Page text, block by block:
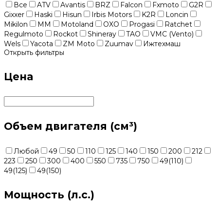
Все ATV Avantis BRZ Falcon Fxmoto
G2R
Gixxer
Haski Hisun Irbis Motors K2R
Loncin
Mikilon
MM Motoland OXO Progasi
Ratchet
Regulmoto
Rockot Shineray TAO
VMC (Vento)
Wels
Yacota ZM Moto Zuumav
Ижтехмаш
Открыть фильтры
Цена
Объем двигателя (см³)
Любой 49 50 110 125 140 150 200
212
223
250 300 400 550 735 750
49(110)
49(125)
49(150)
Мощность (л.с.)